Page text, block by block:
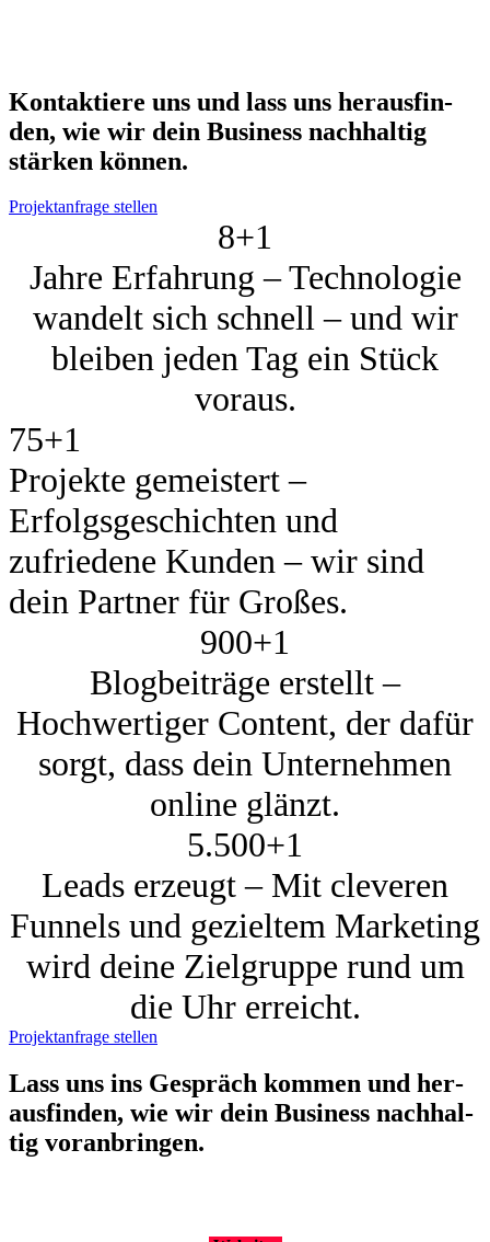
Kon­tak­tie­re uns und lass uns her­aus­fin­
den, wie wir dein Busi­ness nach­hal­tig
stär­ken kön­nen.
Projektanfrage stellen
8+1
Jahre Erfahrung – Technologie
wandelt sich schnell – und wir
bleiben jeden Tag ein Stück
voraus.
75+1
Projekte gemeistert –
Erfolgsgeschichten und
zufriedene Kunden – wir sind
dein Partner für Großes.
900+1
Blogbeiträge erstellt –
Hochwertiger Content, der dafür
sorgt, dass dein Unternehmen
online glänzt.
5.500+1
Leads erzeugt – Mit cleveren
Funnels und gezieltem Marketing
wird deine Zielgruppe rund um
die Uhr erreicht.
Projektanfrage stellen
Lass uns ins Gespräch kom­men und her­
aus­fin­den, wie wir dein Busi­ness nach­hal­
tig vor­an­brin­gen.